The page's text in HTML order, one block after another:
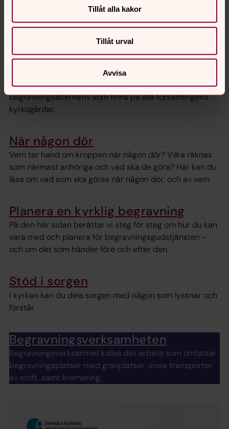
Tillåt alla kakor
Tillåt urval
Avvisa
Bårtäcket, vävt av Anna-Lisa Menander.
Beskrivning över de gravskick och olika
begravningsalternativ som finns på alla församlingens
kyrkogårdar.
När någon dör
Vem tar hand om kroppen när någon dör? Vilka räknas
som närmast anhöriga och vad ska de göra? Här kan du
läsa om vad som ska göras när någon dör, och av vem.
Planera en kyrklig begravning
På den här sidan berättar vi steg för steg om hur du kan
vara med och planera för begravningsgudstjänsten –
och om det som händer före och efter den.
Stöd i sorgen
I kyrkan kan du dela sorgen med någon som lyssnar och
förstår.
Begravningsverksamheten
Begravningsverksamhet kallas det arbete som omfattar
begravningsplatser med gravplatser, vissa transporter
av stoft, samt kremering.